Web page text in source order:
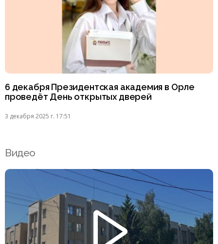
6 декабря Президентская академия в Орле
проведёт День открытых дверей
3 декабря 2025 г. 17:51
Видео